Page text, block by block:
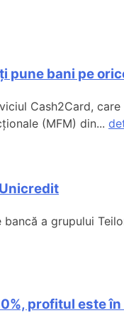
pune bani pe
Cash2Card,
(MFM) din...
a grupului
profitul este